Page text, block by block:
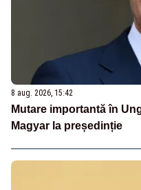
8 aug. 2026, 15:42
Mutare importantă în
Magyar la președinție